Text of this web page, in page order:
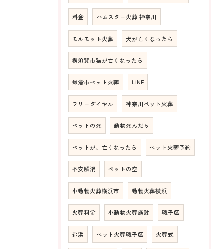
料金 ハムスター火葬 神奈川
モルモット火葬 犬が亡くなったら
横須賀市猫が亡くなったら
鎌倉市ペット火葬 LINE
フリーダイヤル 神奈川ペット火葬
ペットの死 動物死んだら
ペットが、亡くなったら ペット火葬予約
不安解消 ペットの空
小動物火葬横浜市 動物火葬横浜
火葬料金 小動物火葬施設 磯子区
追浜 ペット火葬磯子区 火葬式